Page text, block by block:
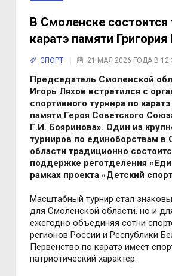
В Смоленске состоится
каратэ памяти
СПОРТ 21 МАЯ 2026 ГОДА В
Председатель Смоленской
Игорь Ляхов встретился с
спортивного турнира по
памяти Героя Советского
Г.И. Бояринова». Один из
турниров по единоборствам в
области традиционно
поддержке реготделения
рамках проекта «Детский
Масштабный турнир стал
для Смоленской области, но и
ежегодно объединяя сотни
регионов России и Республики
Первенство по каратэ имеет
патриотический характер.